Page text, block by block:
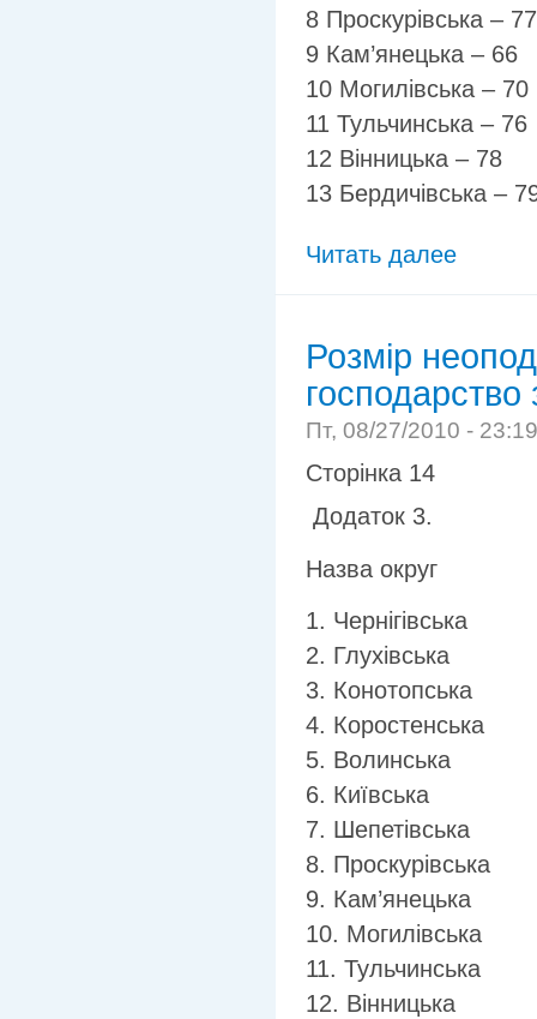
8 Проскурівська – 77
9 Кам’янецька – 66
10 Могилівська – 70
11 Тульчинська – 76
12 Вінницька – 78
13 Бердичівська –
Читать далее
Розмір
господарство
Пт, 08/27/2010 -
Сторінка 14
Додаток 3.
Назва округ
1. Чернігівська
2. Глухівська
3. Конотопська
4. Коростенська
5. Волинська
6. Київська
7. Шепетівська
8. Проскурівська
9. Кам’янецька
10. Могилівська
11. Тульчинська
12. Вінницька